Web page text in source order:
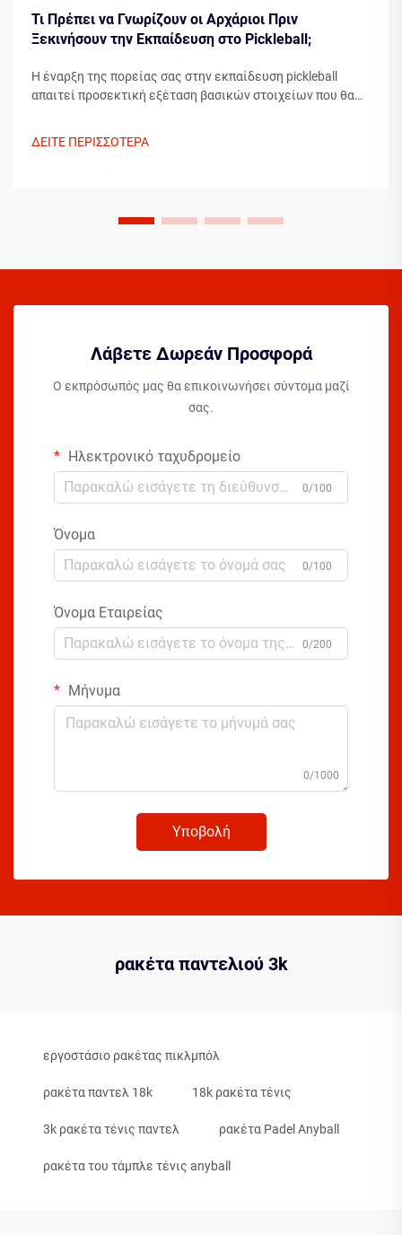
Τι Πρέπει να Γνωρίζουν οι Αρχάριοι Πριν
Ξεκινήσουν την Εκπαίδευση στο Pickleball;
Η έναρξη της πορείας σας στην εκπαίδευση pickleball
απαιτεί προσεκτική εξέταση βασικών στοιχείων που θα
ΔΕΙΤΕ ΠΕΡΙΣΣΟΤΕΡΑ
Λάβετε Δωρεάν Προσφορά
Ο εκπρόσωπός μας θα επικοινωνήσει σύντομα μαζί
σας.
Ηλεκτρονικό ταχυδρομείο
0/100
Όνομα
0/100
Όνομα Εταιρείας
0/200
Μήνυμα
0/1000
Υποβολή
ρακέτα παντελιού 3k
εργοστάσιο ρακέτας πικλμπόλ
ρακέτα παντελ 18k 18k ρακέτα τένις
3k ρακέτα τένις παντελ ρακέτα Padel Anyball
ρακέτα του τάμπλε τένις anyball